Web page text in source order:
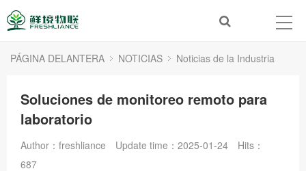
PÁGINA DELANTERA NOTICIAS Noticias de la Industria
Soluciones de monitoreo remoto para
laboratorio
Author：freshliance Update time：2025-01-24
Hits：
687